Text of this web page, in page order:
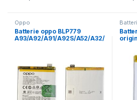
Oppo
Batterie oppo BLP779
A93/A92/A91/A92S/A52/A32/